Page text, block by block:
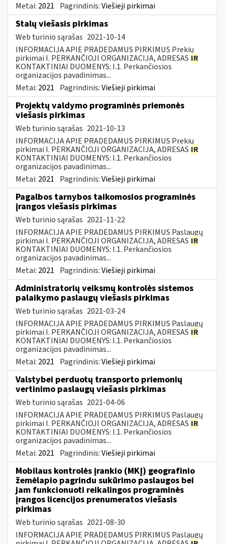
Metai: 2021 Pagrindinis:Viešieji pirkimai
Stalų viešasis pirkimas
Web turinio sąrašas 2021-10-14
INFORMACIJA APIE PRADEDAMUS PIRKIMUS Prekių
pirkimai I. PERKANČIOJI ORGANIZACIJA, ADRESAS IR
KONTAKTINIAI DUOMENYS: I.1. Perkančiosios
organizacijos pavadinimas...
Metai: 2021 Pagrindinis:Viešieji pirkimai
Projektų valdymo programinės priemonės
viešasis pirkimas
Web turinio sąrašas 2021-10-13
INFORMACIJA APIE PRADEDAMUS PIRKIMUS Prekių
pirkimai I. PERKANČIOJI ORGANIZACIJA, ADRESAS IR
KONTAKTINIAI DUOMENYS: I.1. Perkančiosios
organizacijos pavadinimas...
Metai: 2021 Pagrindinis:Viešieji pirkimai
Pagalbos tarnybos taikomosios programinės
įrangos viešasis pirkimas
Web turinio sąrašas 2021-11-22
INFORMACIJA APIE PRADEDAMUS PIRKIMUS Paslaugų
pirkimai I. PERKANČIOJI ORGANIZACIJA, ADRESAS IR
KONTAKTINIAI DUOMENYS: I.1. Perkančiosios
organizacijos pavadinimas...
Metai: 2021 Pagrindinis:Viešieji pirkimai
Administratorių veiksmų kontrolės sistemos
palaikymo paslaugų viešasis pirkimas
Web turinio sąrašas 2021-03-24
INFORMACIJA APIE PRADEDAMUS PIRKIMUS Paslaugų
pirkimai I. PERKANČIOJI ORGANIZACIJA, ADRESAS IR
KONTAKTINIAI DUOMENYS: I.1. Perkančiosios
organizacijos pavadinimas...
Metai: 2021 Pagrindinis:Viešieji pirkimai
Valstybei perduotų transporto priemonių
vertinimo paslaugų viešasis pirkimas
Web turinio sąrašas 2021-04-06
INFORMACIJA APIE PRADEDAMUS PIRKIMUS Paslaugų
pirkimai I. PERKANČIOJI ORGANIZACIJA, ADRESAS IR
KONTAKTINIAI DUOMENYS: I.1. Perkančiosios
organizacijos pavadinimas...
Metai: 2021 Pagrindinis:Viešieji pirkimai
Mobilaus kontrolės įrankio (MKĮ) geografinio
žemėlapio pagrindu sukūrimo paslaugos bei
jam funkcionuoti reikalingos programinės
įrangos licencijos prenumeratos viešasis
pirkimas
Web turinio sąrašas 2021-08-30
INFORMACIJA APIE PRADEDAMUS PIRKIMUS Paslaugų